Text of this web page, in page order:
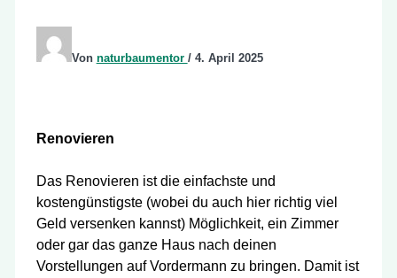
Von naturbaumentor / 4. April 2025
Renovieren
Das Renovieren ist die einfachste und
kostengünstigste (wobei du auch hier richtig viel
Geld versenken kannst) Möglichkeit, ein Zimmer
oder gar das ganze Haus nach deinen
Vorstellungen auf Vordermann zu bringen. Damit ist